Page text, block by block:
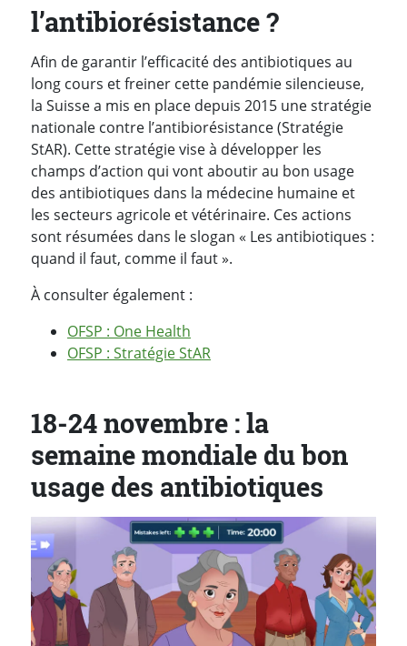
l’antibiorésistance ?
Afin de garantir l’efficacité des antibiotiques au
long cours et freiner cette pandémie silencieuse,
la Suisse a mis en place depuis 2015 une stratégie
nationale contre l’antibiorésistance (Stratégie
StAR). Cette stratégie vise à développer les
champs d’action qui vont aboutir au bon usage
des antibiotiques dans la médecine humaine et
les secteurs agricole et vétérinaire. Ces actions
sont résumées dans le slogan « Les antibiotiques :
quand il faut, comme il faut ».
À consulter également :
OFSP : One Health
OFSP : Stratégie StAR
18-24 novembre : la
semaine mondiale du bon
usage des antibiotiques